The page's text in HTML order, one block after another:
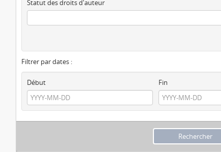
Statut des droits d'auteur
Filtrer par dates :
Début
Fin